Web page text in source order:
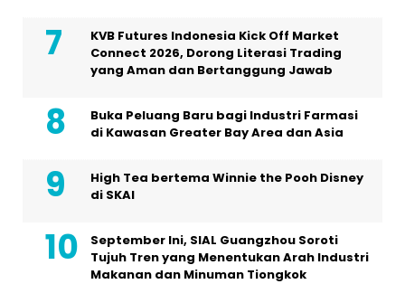
KVB Futures Indonesia Kick Off Market
Connect 2026, Dorong Literasi Trading
yang Aman dan Bertanggung Jawab
Buka Peluang Baru bagi Industri Farmasi
di Kawasan Greater Bay Area dan Asia
High Tea bertema Winnie the Pooh Disney
di SKAI
September Ini, SIAL Guangzhou Soroti
Tujuh Tren yang Menentukan Arah Industri
Makanan dan Minuman Tiongkok